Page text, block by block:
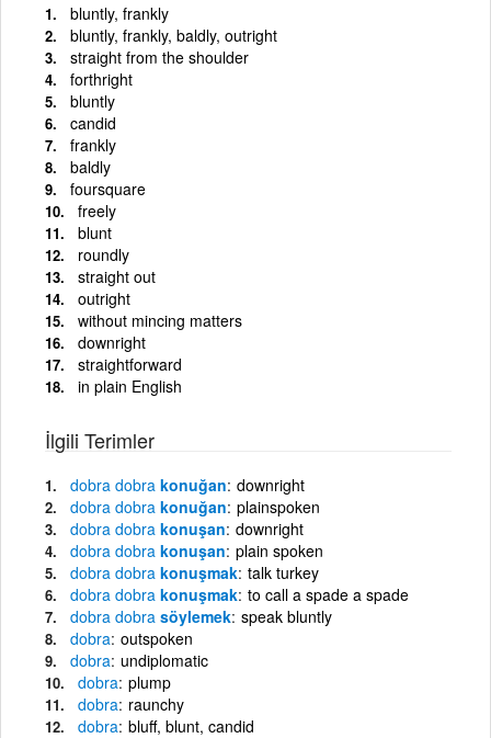
bluntly, frankly
bluntly, frankly, baldly, outright
straight from the shoulder
forthright
bluntly
candid
frankly
baldly
foursquare
freely
blunt
roundly
straight out
outright
without mincing matters
downright
straightforward
in plain English
İlgili Terimler
dobra dobra konuğan downright
dobra dobra konuğan plainspoken
dobra dobra konuşan downright
dobra dobra konuşan plain spoken
dobra dobra konuşmak talk turkey
dobra dobra konuşmak to call a spade a spade
dobra dobra söylemek speak bluntly
dobra outspoken
dobra undiplomatic
dobra plump
dobra raunchy
dobra bluff, blunt, candid